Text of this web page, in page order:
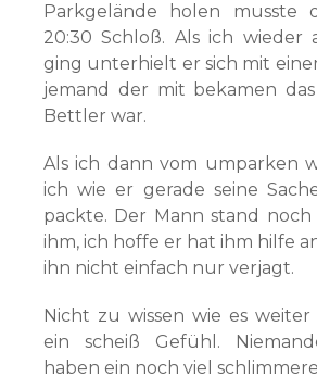
Parkgelände holen musste
20:30 Schloß. Als ich wieder
ging unterhielt er sich mit
jemand der mit bekamen
Bettler war.
Als ich dann vom umparken
ich wie er gerade seine
packte. Der Mann stand
ihm, ich hoffe er hat ihm hilfe
ihn nicht einfach nur verjagt.
Nicht zu wissen wie es
ein scheiß Gefühl.
haben ein noch viel